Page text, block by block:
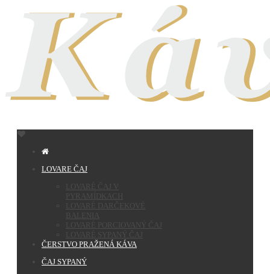
LOVARE ČAJ
LOVARÉ ČAJ V
PYRAMÍDKACH
LOVARÉ DARČEKOVÉ
BALENIA
LOVARÉ PORCIOVANÝ ČAJ
LOVARÉ SYPANÝ ČAJ
ČERSTVO PRAŽENÁ KÁVA
ČAJ SYPANÝ